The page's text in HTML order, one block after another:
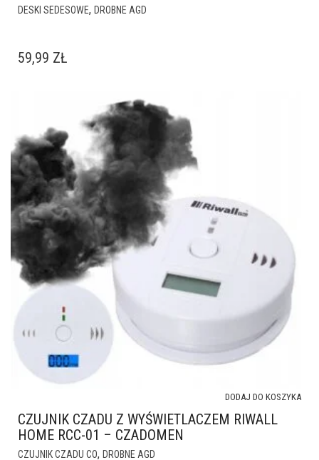
DESKI SEDESOWE, DROBNE AGD
59,99 ZŁ
CZUJNIK CZADU Z WYŚWIETLACZEM RIWALL
HOME RCC-01 – CZADOMEN
CZUJNIK CZADU CO, DROBNE AGD
DODAJ DO KOSZYKA